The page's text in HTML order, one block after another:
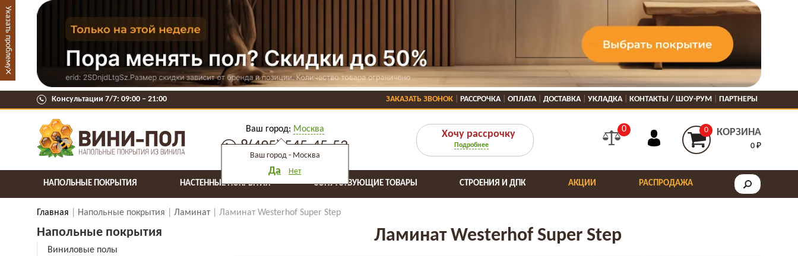
Консультации 7/7: 09:00 ‒ 21:00 ЗАКАЗАТЬ ЗВОНОК РАССРОЧКА ОПЛАТА ДОСТАВКА УКЛАДКА КОНТАКТЫ / ШОУ-РУМ ПАРТНЕРЫ
Ваш город: Москва
Ваш город - Москва
Да Нет
8(495) 545-45-53
Хочу рассрочку
Подробнее
0 0 КОРЗИНА
0 ₽
НАПОЛЬНЫЕ ПОКРЫТИЯ НАСТЕННЫЕ ПОКРЫТИЯ СОПУТСТВУЮЩИЕ ТОВАРЫ РАСПРОДАЖА
СТРОЕНИЯ И ДПК АКЦИИ
Главная Напольные покрытия Ламинат Ламинат Westerhof Super Step
Напольные покрытия
Виниловые полы
Ламинат Westerhof Super Step
Указать проблему
×